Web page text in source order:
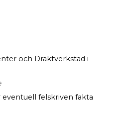
och Dräktverkstad i
eventuell felskriven fakta